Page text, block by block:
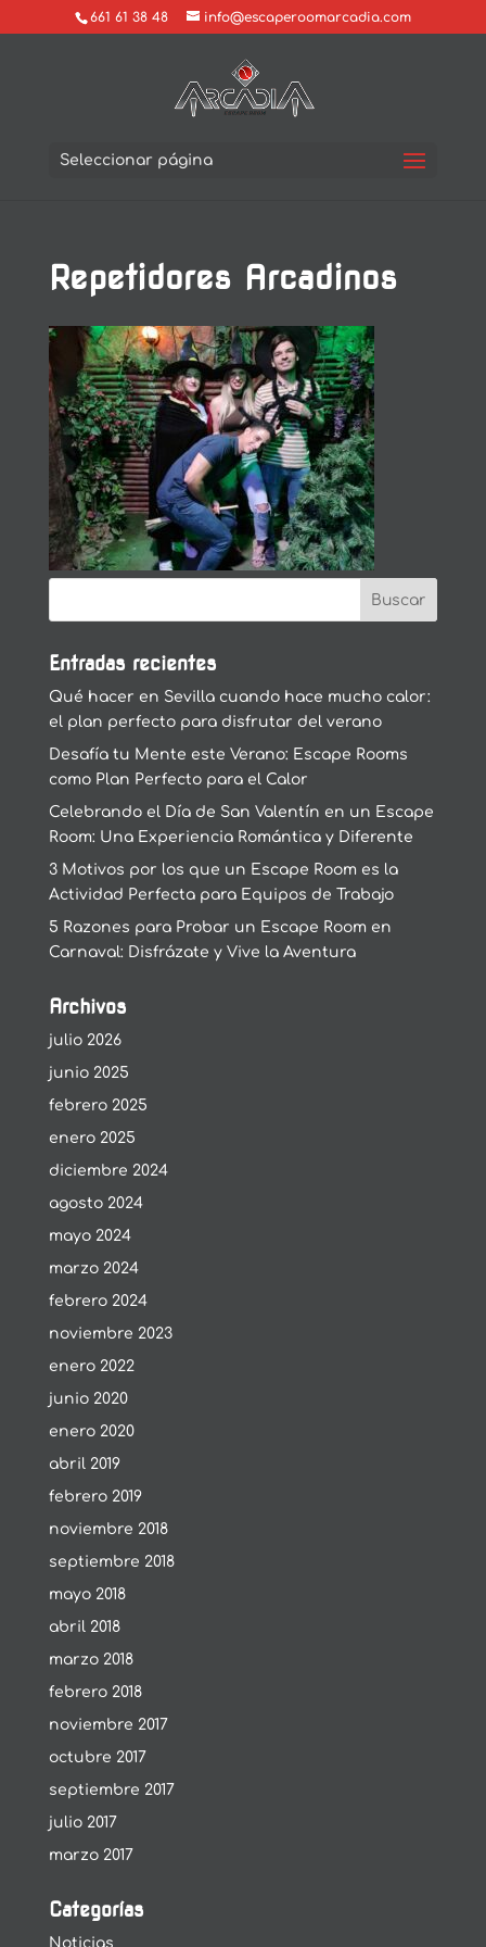
661 61 38 48 info@escaperoomarcadia.com
Seleccionar página
Repetidores Arcadinos
Entradas recientes
Qué hacer en Sevilla cuando hace mucho calor:
el plan perfecto para disfrutar del verano
Desafía tu Mente este Verano: Escape Rooms
como Plan Perfecto para el Calor
Celebrando el Día de San Valentín en un Escape
Room: Una Experiencia Romántica y Diferente
3 Motivos por los que un Escape Room es la
Actividad Perfecta para Equipos de Trabajo
5 Razones para Probar un Escape Room en
Carnaval: Disfrázate y Vive la Aventura
Archivos
julio 2026
junio 2025
febrero 2025
enero 2025
diciembre 2024
agosto 2024
mayo 2024
marzo 2024
febrero 2024
noviembre 2023
enero 2022
junio 2020
enero 2020
abril 2019
febrero 2019
noviembre 2018
septiembre 2018
mayo 2018
abril 2018
marzo 2018
febrero 2018
noviembre 2017
octubre 2017
septiembre 2017
julio 2017
marzo 2017
Categorías
Noticias